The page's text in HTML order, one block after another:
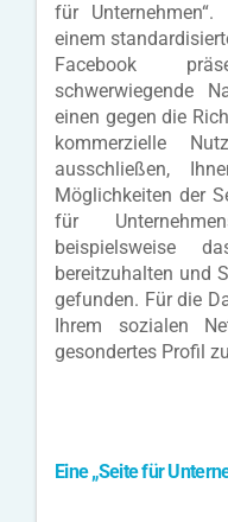
für
einem
Facebook
schwerwiegende
einen gegen die
kommerzielle
ausschließen,
Möglichkeiten der
für
beispielsweise
bereitzuhalten und
gefunden. Für die
Ihrem sozialen
gesondertes Profil
Eine „Seite für